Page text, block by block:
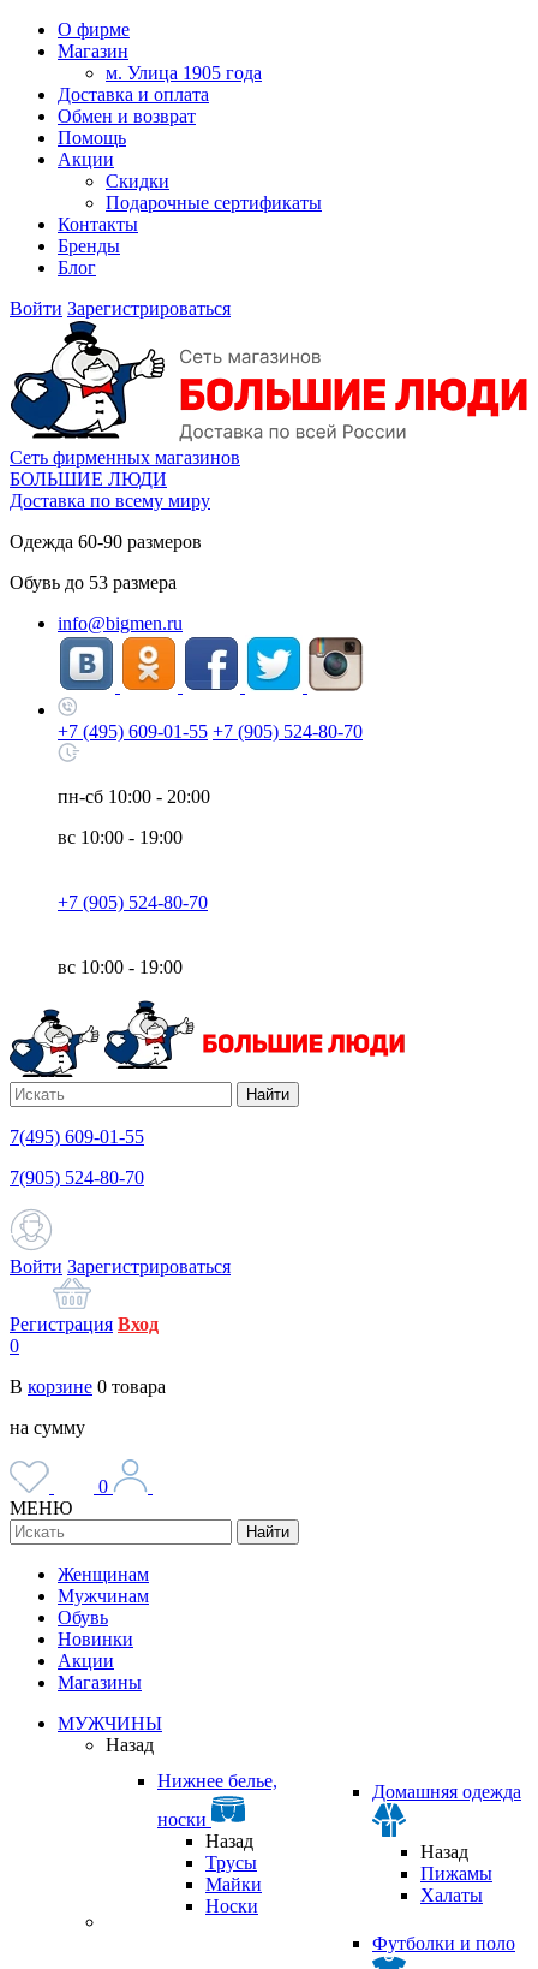
О фирме
Магазин
м. Улица 1905 года
Доставка и оплата
Обмен и возврат
Помощь
Акции
Скидки
Подарочные сертификаты
Контакты
Бренды
Блог
Войти Зарегистрироваться
Сеть фирменных магазинов
БОЛЬШИЕ ЛЮДИ
Доставка по всему миру
Одежда 60-90 размеров
Обувь до 53 размера
info@bigmen.ru
+7 (495) 609-01-55 +7 (905) 524-80-70
пн-сб 10:00 - 20:00
вс 10:00 - 19:00
+7 (905) 524-80-70
вс 10:00 - 19:00
Найти
7(495) 609-01-55
7(905) 524-80-70
Войти Зарегистрироваться
Регистрация Вход
0
В корзине 0 товара
на сумму
0
МЕНЮ
Найти
Женщинам
Мужчинам
Обувь
Новинки
Акции
Магазины
МУЖЧИНЫ
Назад
Нижнее белье,
носки
Назад
Трусы
Майки
Носки
Домашняя одежда
Назад
Пижамы
Халаты
Футболки и поло